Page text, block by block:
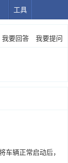
工具
我要回答 我要提问
车辆正常启动后，